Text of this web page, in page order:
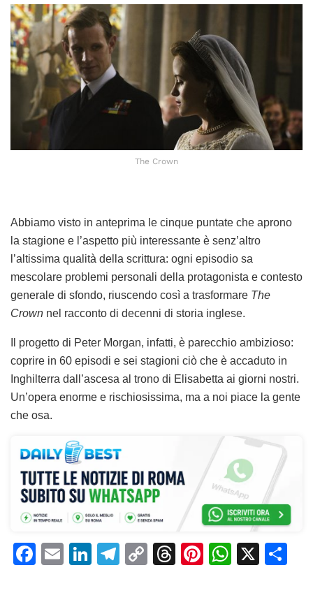
The Crown
Abbiamo visto in anteprima le cinque puntate che aprono
la stagione e l’aspetto più interessante è senz’altro
l’altissima qualità della scrittura: ogni episodio sa
mescolare problemi personali della protagonista e contesto
generale di sfondo, riuscendo così a trasformare The
Crown nel racconto di decenni di storia inglese.
Il progetto di Peter Morgan, infatti, è parecchio ambizioso:
coprire in 60 episodi e sei stagioni ciò che è accaduto in
Inghilterra dall’ascesa al trono di Elisabetta ai giorni nostri.
Un’opera enorme e rischiosissima, ma a noi piace la gente
che osa.
F
E
Li T
C
T
Pi W X